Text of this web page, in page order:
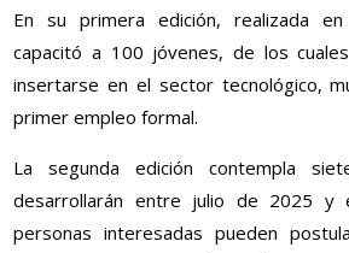
En su primera edición, realizada
capacitó a 100 jóvenes, de los
insertarse en el sector tecnológico,
primer empleo formal.
La segunda edición contempla
desarrollarán entre julio de 2025 y
personas interesadas pueden